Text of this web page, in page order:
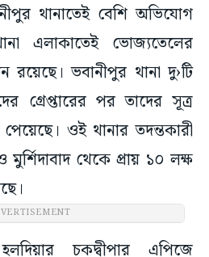
থানাতেই বেশি অভিযোগ
এলাকাতেই ভোজ্যতেলের
ভবানীপুর থানা দু›টি
গ্রেপ্তারের পর তাদের সূত্র
ওই থানার তদন্তকারী
থেকে প্রায় ১০ লক্ষ
চকদ্বীপার এপিজে